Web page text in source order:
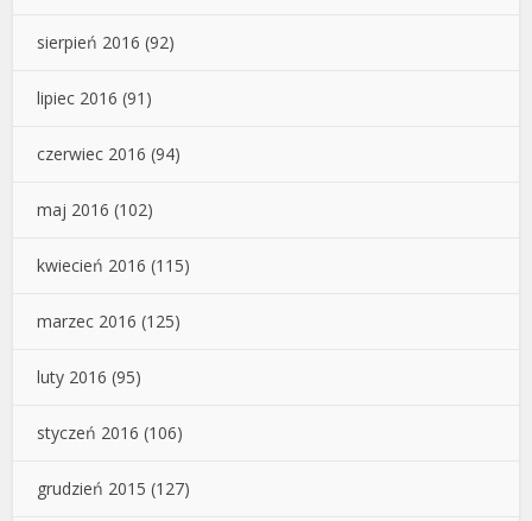
sierpień 2016 (92)
lipiec 2016 (91)
czerwiec 2016 (94)
maj 2016 (102)
kwiecień 2016 (115)
marzec 2016 (125)
luty 2016 (95)
styczeń 2016 (106)
grudzień 2015 (127)